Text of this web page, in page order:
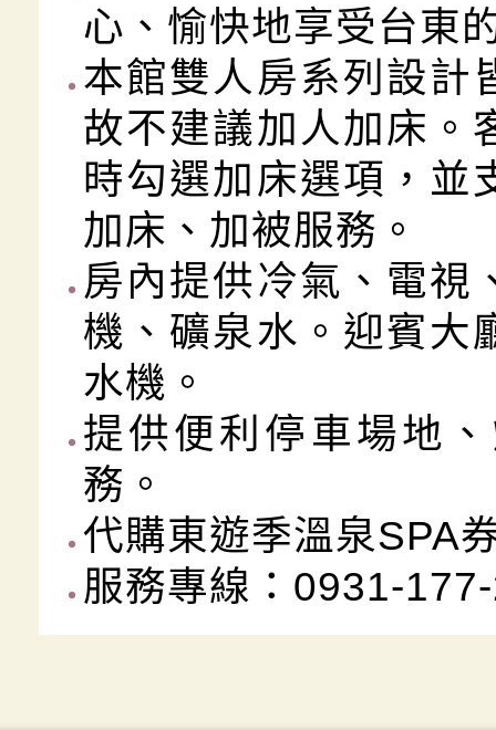
心、愉快地享受台東
本館雙人房系列設計
故不建議加人加床。
時勾選加床選項，並
加床、加被服務。
房內提供冷氣、電視
機、礦泉水。迎賓大
水機。
提供便利停車場地
務。
代購東遊季溫泉SPA
服務專線：0931-